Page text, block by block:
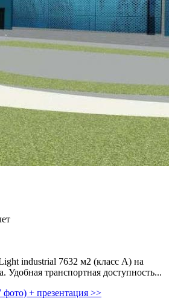
industrial 7632 м2 (класс А) на
Удобная транспортная доступность...
+ презентация >>